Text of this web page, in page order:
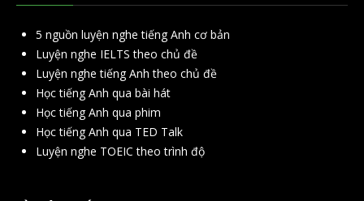
5 nguồn luyện nghe tiếng Anh cơ bản
Luyện nghe IELTS theo chủ đề
Luyện nghe tiếng Anh theo chủ đề
Học tiếng Anh qua bài hát
Học tiếng Anh qua phim
Học tiếng Anh qua TED Talk
Luyện nghe TOEIC theo trình độ